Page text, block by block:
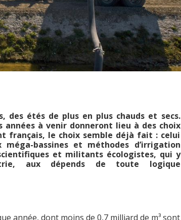
des étés de plus en plus chauds et secs.
à venir donneront lieu à des choix
français, le choix semble déjà fait : celui
bassines et méthodes d’irrigation
et militants écologistes, qui y
aux dépends de toute logique
année, dont moins de 0,7 milliard de m³ sont